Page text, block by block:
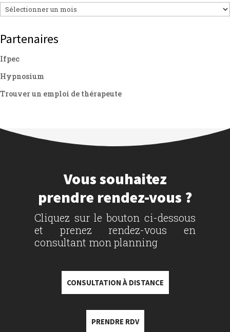
Archives
Partenaires
Ifpec
Hypnosium
Trouver un emploi de thérapeute
Vous souhaitez
prendre rendez-vous ?
Cliquez sur le bouton ci-dessous
et prenez rendez-vous en
consultant mon planning
CONSULTATION À DISTANCE
PRENDRE RDV